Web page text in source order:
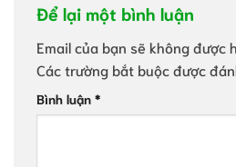
Để lại một bình luận
Email của bạn sẽ không được
Các trường bắt buộc được
Bình luận *